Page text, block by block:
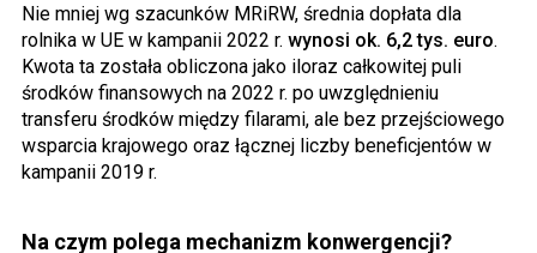
Nie mniej wg szacunków MRiRW, średnia dopłata dla
rolnika w UE w kampanii 2022 r. wynosi ok. 6,2 tys. euro.
Kwota ta została obliczona jako iloraz całkowitej puli
środków finansowych na 2022 r. po uwzględnieniu
transferu środków między filarami, ale bez przejściowego
wsparcia krajowego oraz łącznej liczby beneficjentów w
kampanii 2019 r.
Na czym polega mechanizm konwergencji?